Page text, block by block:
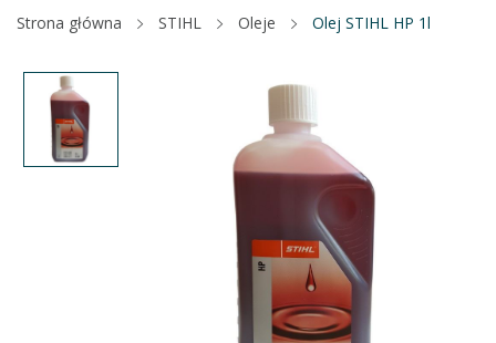
Strona główna STIHL Oleje Olej STIHL HP 1l